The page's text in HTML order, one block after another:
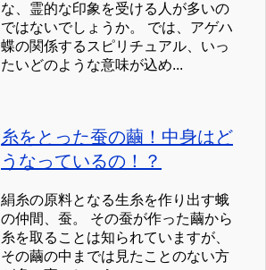
な、霊的な印象を受ける人が多いの
ではないでしょうか。 では、アゲハ
蝶の関係するスピリチュアル、いっ
たいどのような意味が込め...
糸をとった蚕の繭！中身はど
うなっているの！？
絹糸の原料となる生糸を作り出す蛾
の仲間、蚕。 その蚕が作った繭から
糸を取ることは知られていますが、
その繭の中までは見たことのない方